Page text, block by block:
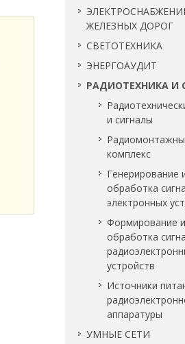
ЖЕЛЕЗНЫХ ДОРОГ
СВЕТОТЕХНИКА
ЭНЕРГОАУДИТ
РАДИОТЕХНИКА И
и сигналы
комплекс
Генерирование
обработка
электронных
Формирование и
обработка
устройств
Источники
аппаратуры
УМНЫЕ СЕТИ